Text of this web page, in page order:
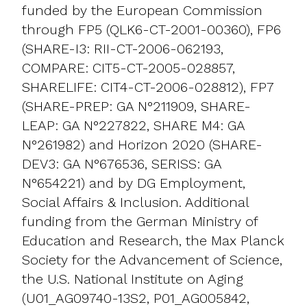
funded by the European Commission
through FP5 (QLK6-CT-2001-00360), FP6
(SHARE-I3: RII-CT-2006-062193,
COMPARE: CIT5-CT-2005-028857,
SHARELIFE: CIT4-CT-2006-028812), FP7
(SHARE-PREP: GA N°211909, SHARE-
LEAP: GA N°227822, SHARE M4: GA
N°261982) and Horizon 2020 (SHARE-
DEV3: GA N°676536, SERISS: GA
N°654221) and by DG Employment,
Social Affairs & Inclusion. Additional
funding from the German Ministry of
Education and Research, the Max Planck
Society for the Advancement of Science,
the U.S. National Institute on Aging
(U01_AG09740-13S2, P01_AG005842,